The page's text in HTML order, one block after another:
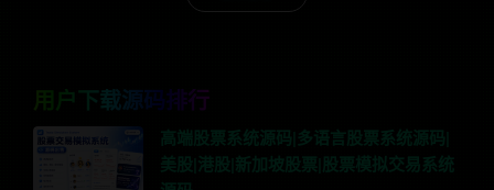
用户下载源码排行
高端股票系统源码|多语言股票系统源码|
美股|港股|新加坡股票|股票模拟交易系统